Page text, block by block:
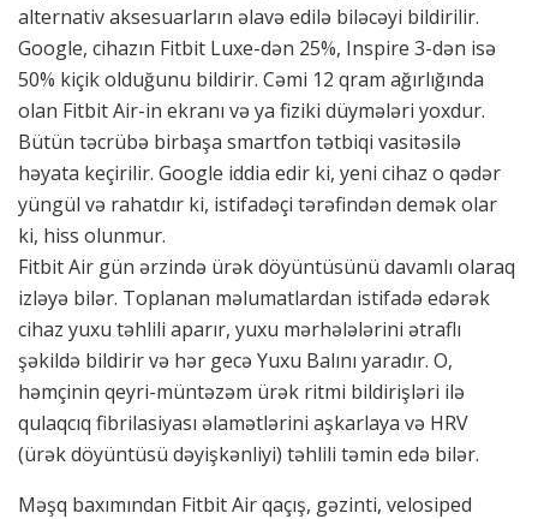
alternativ aksesuarların əlavə edilə biləcəyi bildirilir.
Google, cihazın Fitbit Luxe-dən 25%, Inspire 3-dən isə
50% kiçik olduğunu bildirir. Cəmi 12 qram ağırlığında
olan Fitbit Air-in ekranı və ya fiziki düymələri yoxdur.
Bütün təcrübə birbaşa smartfon tətbiqi vasitəsilə
həyata keçirilir. Google iddia edir ki, yeni cihaz o qədər
yüngül və rahatdır ki, istifadəçi tərəfindən demək olar
ki, hiss olunmur.
Fitbit Air gün ərzində ürək döyüntüsünü davamlı olaraq
izləyə bilər. Toplanan məlumatlardan istifadə edərək
cihaz yuxu təhlili aparır, yuxu mərhələlərini ətraflı
şəkildə bildirir və hər gecə Yuxu Balını yaradır. O,
həmçinin qeyri-müntəzəm ürək ritmi bildirişləri ilə
qulaqcıq fibrilasiyası əlamətlərini aşkarlaya və HRV
(ürək döyüntüsü dəyişkənliyi) təhlili təmin edə bilər.
Məşq baxımından Fitbit Air qaçış, gəzinti, velosiped